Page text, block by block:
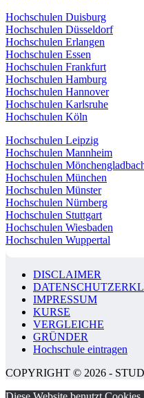
Hochschulen Duisburg
Hochschulen Düsseldorf
Hochschulen Erlangen
Hochschulen Essen
Hochschulen Frankfurt
Hochschulen Hamburg
Hochschulen Hannover
Hochschulen Karlsruhe
Hochschulen Köln
Hochschulen Leipzig
Hochschulen Mannheim
Hochschulen
Hochschulen München
Hochschulen Münster
Hochschulen Nürnberg
Hochschulen Stuttgart
Hochschulen Wiesbaden
Hochschulen Wuppertal
DISCLAIMER
IMPRESSUM
KURSE
VERGLEICHE
GRÜNDER
Hochschule eintragen
COPYRIGHT © 2026 -